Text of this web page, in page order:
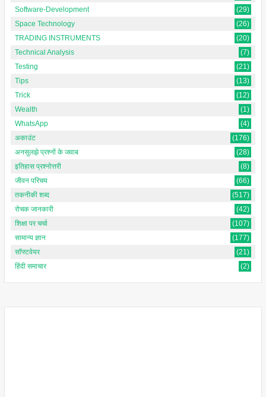
Software-Development
(29)
Space Technology
(26)
TRADING INSTRUMENTS
(20)
Technical Analysis
(7)
Testing
(21)
Tips
(13)
Trick
(12)
Wealth
(1)
WhatsApp
(4)
अकाउंट
(176)
अनसुलझे प्रश्नों के जवाब
(28)
इतिहास प्रश्नोत्तरी
(8)
जीवन परिचय
(66)
तकनीकी शब्द
(517)
रोचक जानकारी
(42)
शिक्षा पर चर्चा
(107)
सामान्य ज्ञान
(177)
सॉफ्टवेयर
(21)
हिंदी समाचार
(2)